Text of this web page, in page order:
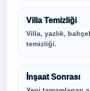
Villa Temizliği
Villa, yazlık,
temizliği.
İnşaat Sonrası